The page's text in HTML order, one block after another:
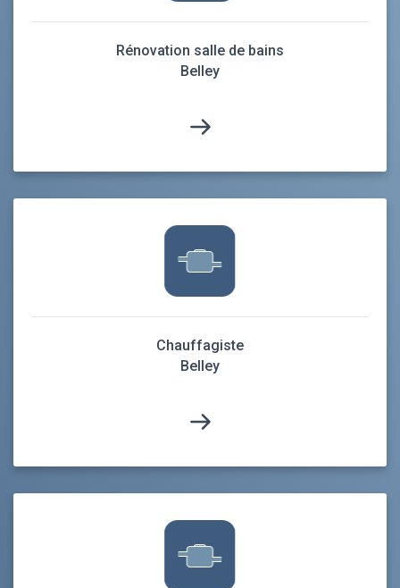
Rénovation salle de bains
Belley
Chauffagiste
Belley